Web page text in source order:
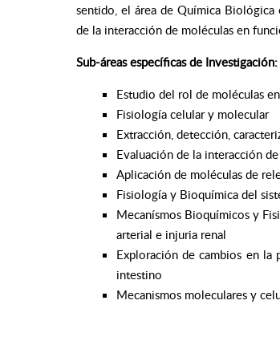
sentido, el área de Química
de la interacción de moléculas en
Sub-áreas específicas de Investigación:
Estudio del rol de moléculas
Fisiología celular y molecular
Extracción, detección,
Evaluación de la interacción
Aplicación de moléculas de
Fisiología y Bioquímica del
Mecanísmos Bioquímicos y
arterial e injuria renal
Exploración de cambios en
intestino
Mecanismos moleculares y